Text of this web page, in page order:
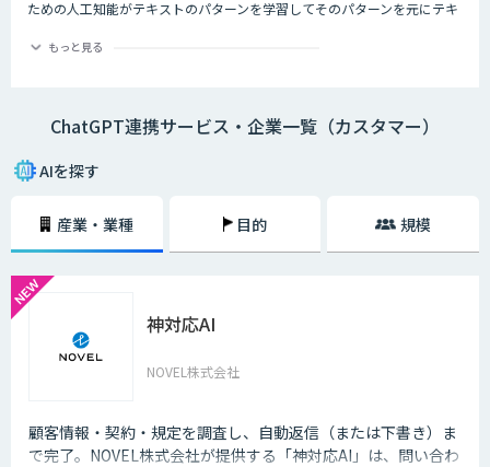
ための人工知能がテキストのパターンを学習してそのパターンを元にテキ
ChatGPTの最大の特徴として、人間との自然な対話を模倣することがで
もっと見る
ChatGPT連携サービス・企業一覧（カスタマー）
AIを探す
産業・業種 目的 規模
神対応AI
NOVEL株式会社
顧客情報・契約・規定を調査し、自動返信（または下書き）ま
で完了。NOVEL株式会社が提供する「神対応AI」は、問い合わ